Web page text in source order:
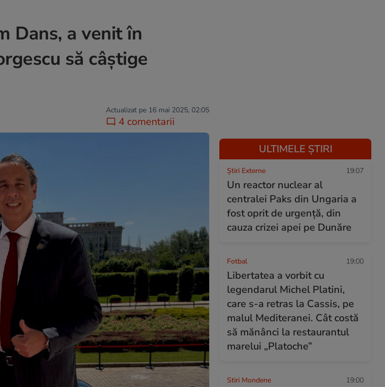
Dans, a venit în
să câștige
Actualizat pe 16 mai 2025, 02:05
4 comentarii
ULTIMELE ȘTIRI
Știri Externe 19:07
Un reactor nuclear al
centralei Paks din Ungaria a
fost oprit de urgență, din
cauza crizei apei pe Dunăre
Fotbal 19:00
Libertatea a vorbit cu
legendarul Michel Platini,
care s-a retras la Cassis, pe
malul Mediteranei. Cât costă
să mănânci la restaurantul
marelui „Platoche”
Stiri Mondene 19:00